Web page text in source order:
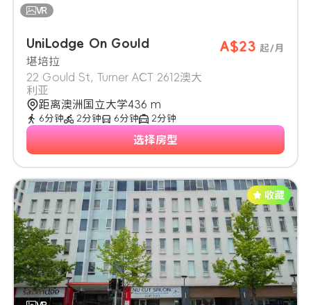
UniLodge On Gould
堪培拉
22 Gould St, Turner ACT 2612澳大
利亚
A$23 起/月
距离澳洲国立大学436 m
6分钟 2分钟 6分钟 2分钟
选择房型